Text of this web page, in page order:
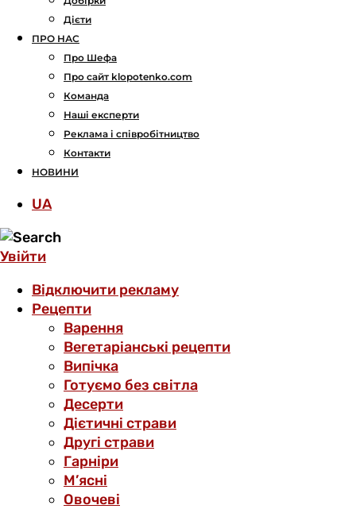
Дієти
ПРО НАС
Про Шефа
Про сайт klopotenko.com
Команда
Наші експерти
Реклама і співробітництво
Контакти
НОВИНИ
UA
Увійти
Відключити рекламу
Рецепти
Варення
Вегетаріанські рецепти
Випічка
Готуємо без світла
Десерти
Дієтичні страви
Другі страви
Гарніри
М’ясні
Овочеві